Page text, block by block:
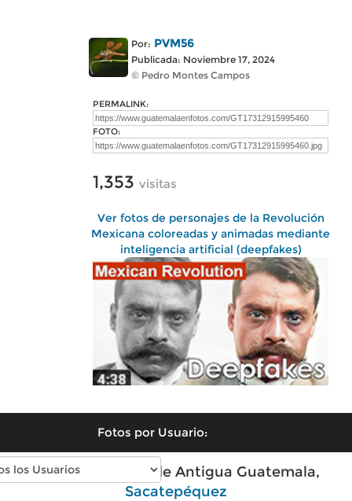
Por: PVM56
Publicada: Noviembre 17, 2024
© Pedro Montes Campos
PERMALINK:
FOTO:
1,353 visitas
Ver fotos de personajes de la Revolución
Mexicana coloreadas y animadas mediante
inteligencia artificial (deepfakes)
Fotos por Usuario:
Fotos modernas de Antigua Guatemala,
Sacatepéquez